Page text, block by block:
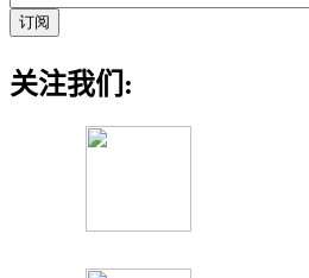
关注我们: